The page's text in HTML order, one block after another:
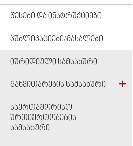
ᲬᲔᲡᲔᲑᲘ ᲓᲐ ᲘᲜᲡᲢᲠᲣᲥᲪᲘᲔᲑᲘ
ᲞᲣᲑᲚᲘᲙᲐᲪᲘᲔᲑᲘ/ᲛᲐᲡᲐᲚᲔᲑᲘ
ᲘᲣᲠᲘᲓᲘᲣᲚᲘ ᲡᲐᲛᲡᲐᲮᲣᲠᲘ
ᲒᲐᲜᲕᲘᲗᲐᲠᲔᲑᲘᲡ ᲡᲐᲛᲡᲐᲮᲣᲠᲘ
ᲡᲐᲔᲠᲗᲐᲨᲝᲠᲘᲡᲝ
ᲣᲠᲗᲘᲔᲠᲗᲝᲑᲔᲑᲘᲡ
ᲡᲐᲛᲡᲐᲮᲣᲠᲘ